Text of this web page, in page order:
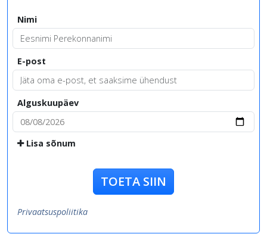
Nimi
E-post
Alguskuupäev
Lisa sõnum
TOETA SIIN
Privaatsuspoliitika